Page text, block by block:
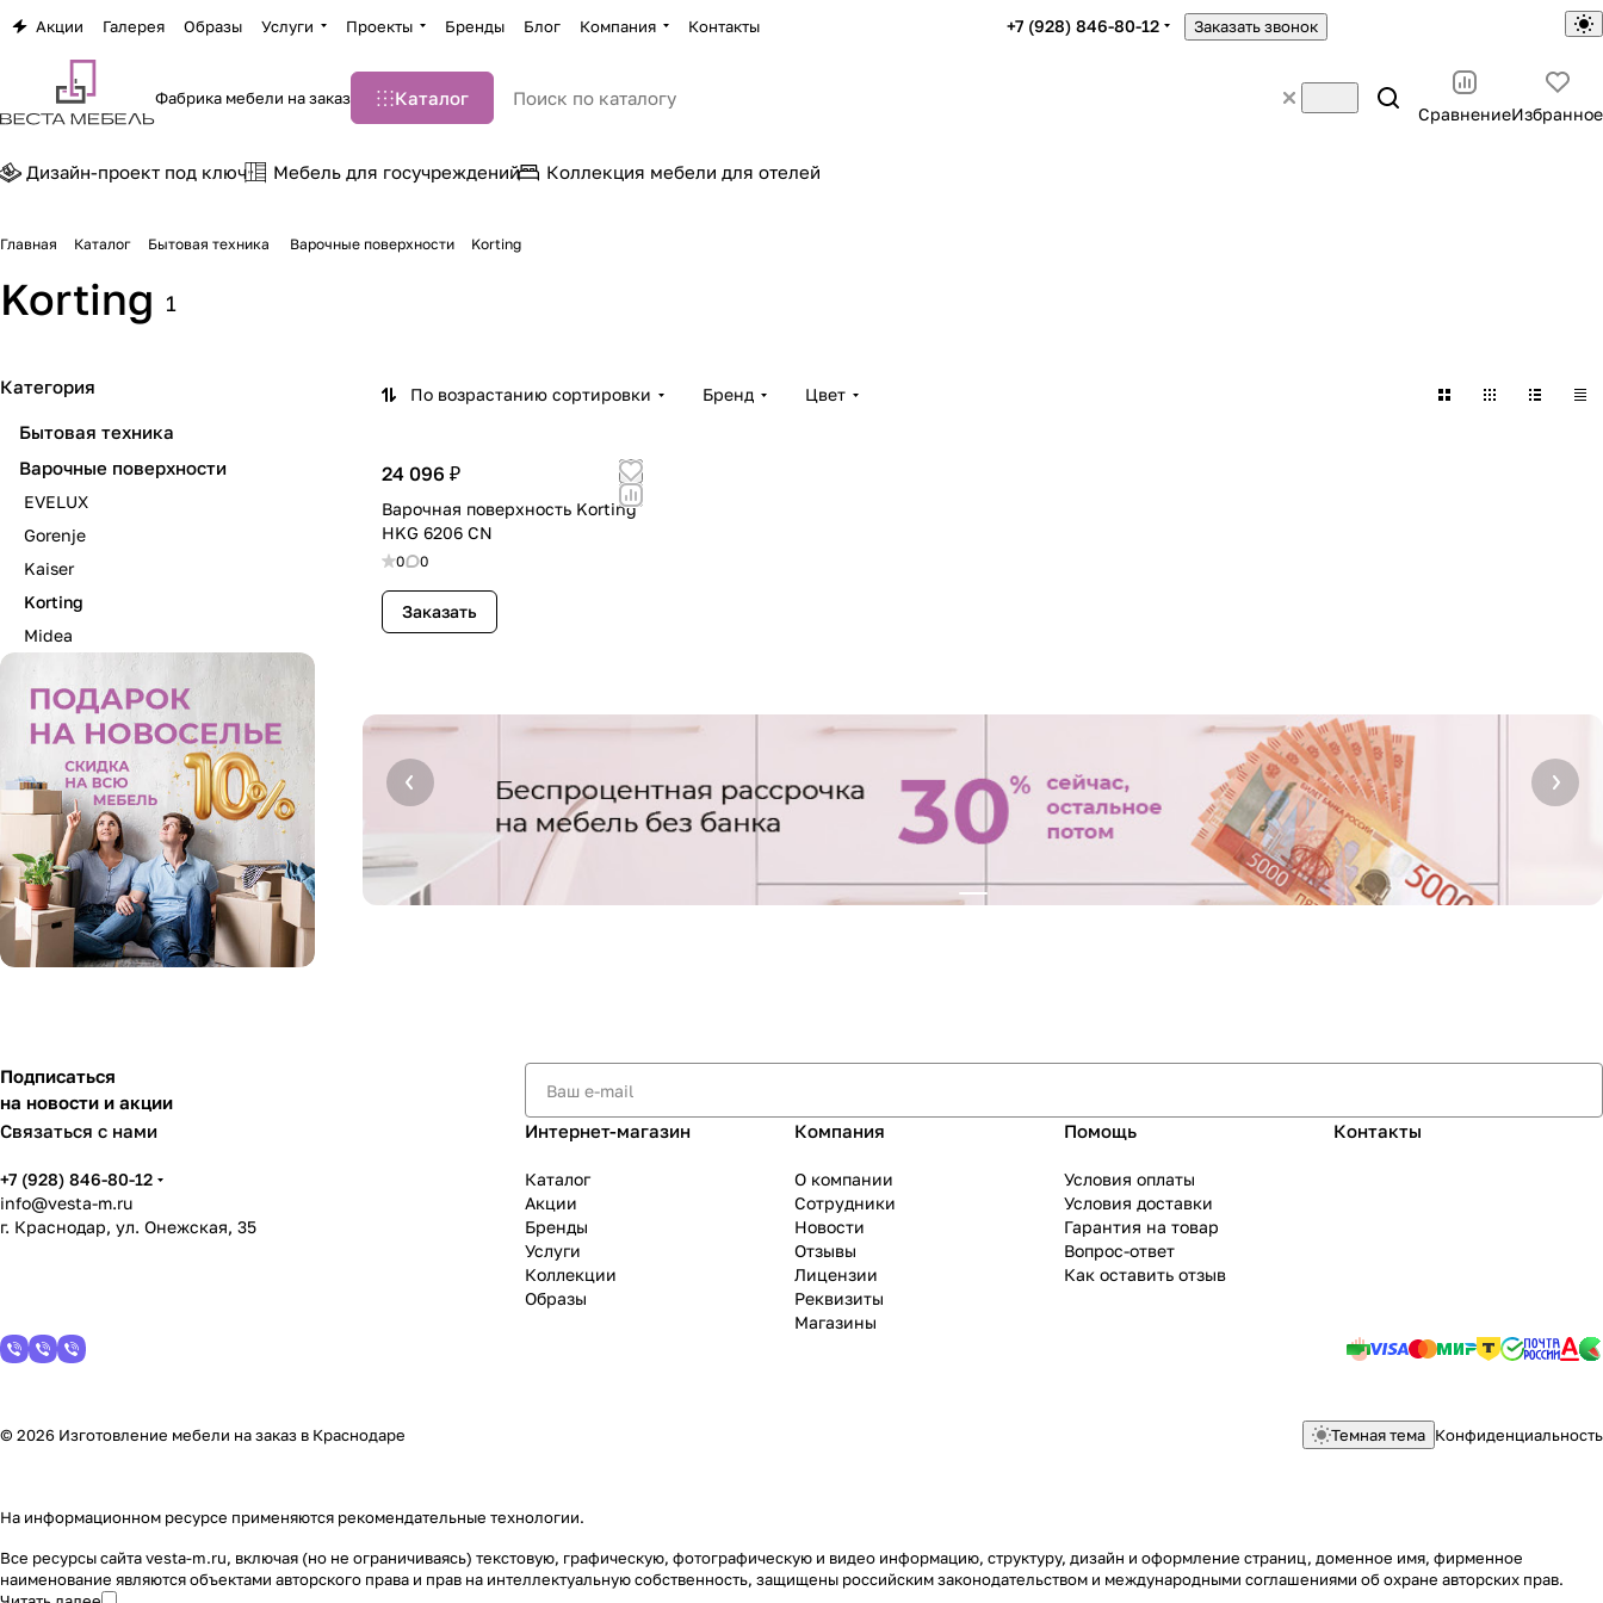
Акции Галерея Образы Услуги Проекты Бренды Блог Компания Контакты +7 (928) 846-80-12 Заказать звонок
Фабрика мебели на заказ Каталог
СравнениеИзбранное
Дизайн-проект под ключ Мебель для госучреждений Коллекция мебели для отелей
Главная Каталог Бытовая техника Варочные поверхности Korting
Korting 1
По возрастанию сортировки Бренд Цвет
24 096 ₽
Варочная поверхность Korting
HKG 6206 CN
0 0
Заказать
Категория
Бытовая техника
Варочные поверхности
EVELUX
Gorenje
Kaiser
Korting
Midea
Подписаться
на новости и акции
Связаться с нами
+7 (928) 846-80-12
info@vesta-m.ru
г. Краснодар, ул. Онежская, 35
Интернет-магазин
Каталог
Акции
Бренды
Услуги
Коллекции
Образы
Компания
О компании
Сотрудники
Новости
Отзывы
Лицензии
Реквизиты
Магазины
Помощь
Условия оплаты
Условия доставки
Гарантия на товар
Вопрос-ответ
Как оставить отзыв
Контакты
© 2026 Изготовление мебели на заказ в Краснодаре Темная тема Конфиденциальность
На информационном ресурсе применяются рекомендательные технологии.
Все ресурсы сайта vesta-m.ru, включая (но не ограничиваясь) текстовую, графическую, фотографическую и видео информацию, структуру, дизайн и оформление страниц, доменное имя, фирменное
наименование являются объектами авторского права и прав на интеллектуальную собственность, защищены российским законодательством и международными соглашениями об охране авторских прав.